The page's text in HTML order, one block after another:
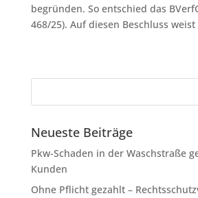
begründen. So entschied das
468/25). Auf diesen Beschluss weist
Neueste Beiträge
Pkw-Schaden in der Waschstraße
Kunden
Ohne Pflicht gezahlt –